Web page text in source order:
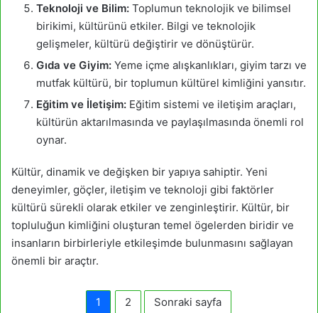
Teknoloji ve Bilim: Toplumun teknolojik ve bilimsel
birikimi, kültürünü etkiler. Bilgi ve teknolojik
gelişmeler, kültürü değiştirir ve dönüştürür.
Gıda ve Giyim: Yeme içme alışkanlıkları, giyim tarzı ve
mutfak kültürü, bir toplumun kültürel kimliğini yansıtır.
Eğitim ve İletişim: Eğitim sistemi ve iletişim araçları,
kültürün aktarılmasında ve paylaşılmasında önemli rol
oynar.
Kültür, dinamik ve değişken bir yapıya sahiptir. Yeni
deneyimler, göçler, iletişim ve teknoloji gibi faktörler
kültürü sürekli olarak etkiler ve zenginleştirir. Kültür, bir
topluluğun kimliğini oluşturan temel ögelerden biridir ve
insanların birbirleriyle etkileşimde bulunmasını sağlayan
önemli bir araçtır.
1 2 Sonraki sayfa